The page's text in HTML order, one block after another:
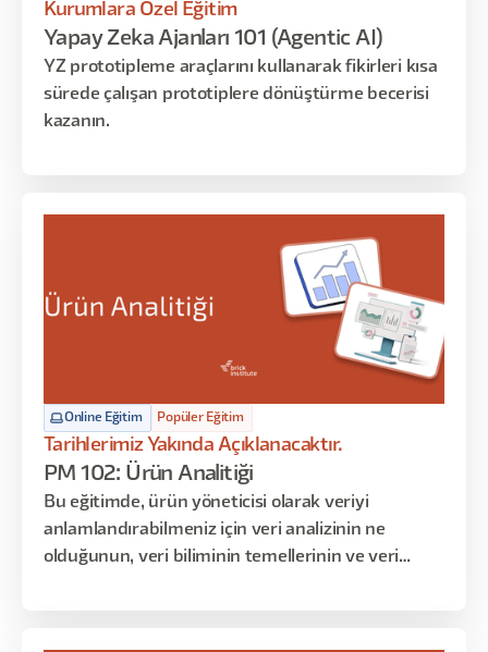
Kurumlara Özel Eğitim
Yapay Zeka Ajanları 101 (Agentic AI)
YZ prototipleme araçlarını kullanarak fikirleri kısa
sürede çalışan prototiplere dönüştürme becerisi
kazanın.
Online Eğitim Popüler Eğitim
Tarihlerimiz Yakında Açıklanacaktır.
PM 102: Ürün Analitiği
Bu eğitimde, ürün yöneticisi olarak veriyi
anlamlandırabilmeniz için veri analizinin ne
olduğunun, veri biliminin temellerinin ve veri